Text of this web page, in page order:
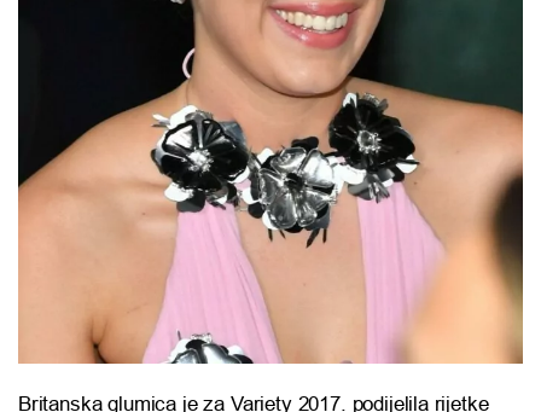
Britanska glumica je za Variety 2017. podijelila rijetke